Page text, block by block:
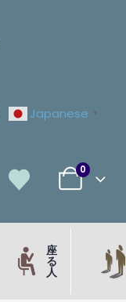
Japanese ▼
0
座
る
人